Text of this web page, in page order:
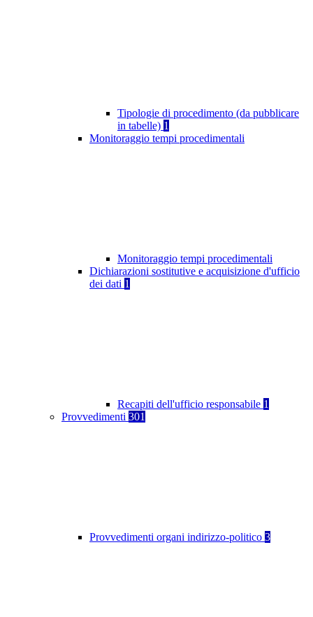
Tipologie di procedimento (da pubblicare
in tabelle) 1
Monitoraggio tempi procedimentali
Monitoraggio tempi procedimentali
Dichiarazioni sostitutive e acquisizione d'ufficio
dei dati 1
Recapiti dell'ufficio responsabile 1
Provvedimenti 301
Provvedimenti organi indirizzo-politico 3